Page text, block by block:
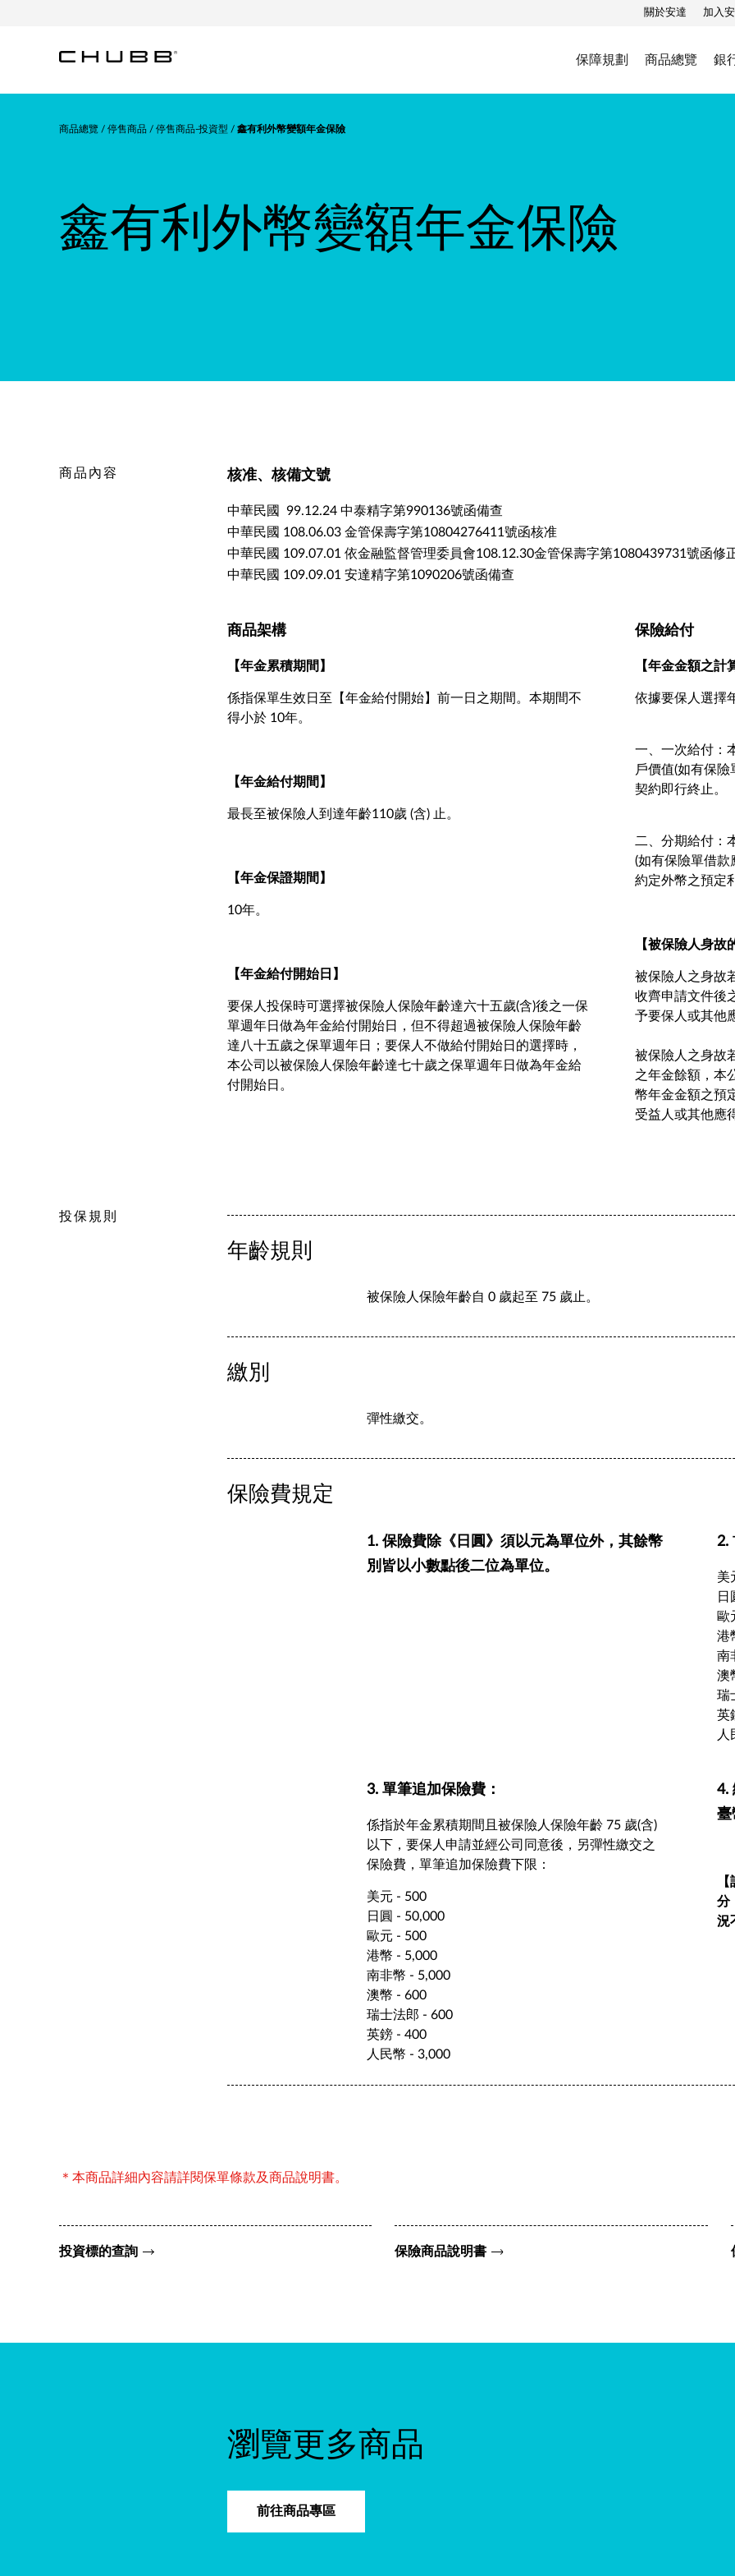
關於安達 加入
保障規劃 商品總覽 銀
商品總覽 停售商品 停售商品-投資型 鑫有利外幣變額年金保險
鑫有利外幣變額年金保險
商品內容 核准、核備文號
中華民國 99.12.24 中泰精字第990136號函備查
中華民國 108.06.03 金管保壽字第10804276411號函核准
中華民國 109.07.01 依金融監督管理委員會108.12.30金管保壽字第1080439731號函修
中華民國 109.09.01 安達精字第1090206號函備查
商品架構
【年金累積期間】
係指保單生效日至【年金給付開始】前一日之期間。本期間不
得小於 10年。
【年金給付期間】
最長至被保險人到達年齡110歲 (含) 止。
【年金保證期間】
10年。
【年金給付開始日】
要保人投保時可選擇被保險人保險年齡達六十五歲(含)後之一保
單週年日做為年金給付開始日，但不得超過被保險人保險年齡
達八十五歲之保單週年日；要保人不做給付開始日的選擇時，
本公司以被保險人保險年齡達七十歲之保單週年日做為年金給
付開始日。
保險給付
【年金金額之計
依據要保人選擇
一、一次給付：
戶價值(如有保
契約即行終止。
二、分期給付：
(如有保險單借
約定外幣之預定
【被保險人身
被保險人之身故
收齊申請文件後
予要保人或其他
被保險人之身故
之年金餘額，本
幣年金金額之預
受益人或其他應
投保規則
年齡規則
被保險人保險年齡自 0 歲起至 75 歲止。
繳別
彈性繳交。
保險費規定
1. 保險費除《日圓》須以元為單位外，其餘幣
別皆以小數點後二位為單位。
2.
美
日
歐
港
南
澳
瑞
英
人
3. 單筆追加保險費：
係指於年金累積期間且被保險人保險年齡 75 歲(含)
以下，要保人申請並經公司同意後，另彈性繳交之
保險費，單筆追加保險費下限：
美元 - 500
日圓 - 50,000
歐元 - 500
港幣 - 5,000
南非幣 - 5,000
澳幣 - 600
瑞士法郎 - 600
英鎊 - 400
人民幣 - 3,000
4.
臺
分
況
＊本商品詳細內容請詳閱保單條款及商品說明書。
投資標的查詢 保險商品說明書
瀏覽更多商品
前往商品專區